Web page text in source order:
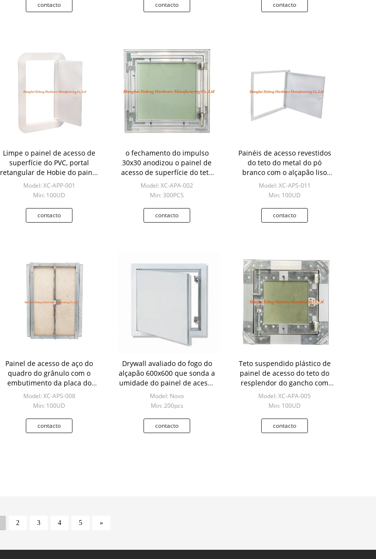
contacto contacto contacto
Limpe o painel de acesso de
superfície do PVC, portal
retangular de Hobie do painel
de acesso do Drywall
Model: XC-APP-001
Min: 100UD
contacto
o fechamento do impulso
30x30 anodizou o painel de
acesso de superfície do teto
do metal para a segurança
Model: XC-APA-002
Min: 300PCS
contacto
Painéis de acesso revestidos
do teto do metal do pó
branco com o alçapão liso
chave plástico azul do quadro
Model: XC-APS-011
Min: 100UD
contacto
Painel de acesso de aço do
quadro do grânulo com o
embutimento da placa do
MDF para tetos e paredes
Model: XC-APS-008
Min: 100UD
contacto
Drywall avaliado do fogo do
alçapão 600x600 que sonda a
umidade do painel de acesso
- prova
Model: Novo
Min: 200pcs
contacto
Teto suspendido plástico de
painel de acesso do teto do
resplendor do gancho com
dobradiça do Pin
Model: XC-APA-005
Min: 100UD
contacto
2 3 4 5 »